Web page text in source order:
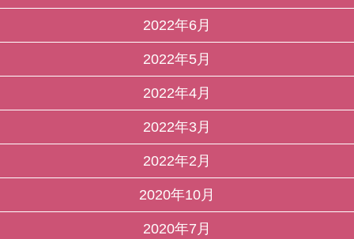
2022年6月
2022年5月
2022年4月
2022年3月
2022年2月
2020年10月
2020年7月